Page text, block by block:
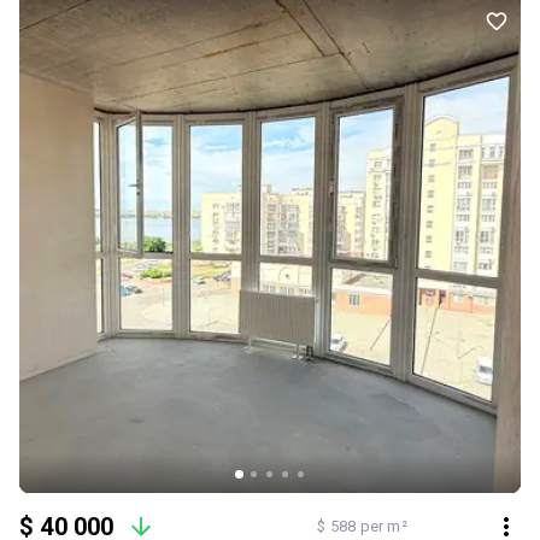
$ 40 000 $ 588 per m²